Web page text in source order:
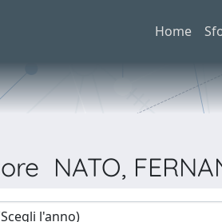
Home
NATO,